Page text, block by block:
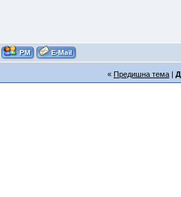
« Предишна тема|